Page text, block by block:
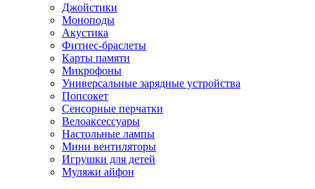
Джойстики
Моноподы
Акустика
Фитнес-браслеты
Карты памяти
Микрофоны
Универсальные зарядные устройства
Попсокет
Сенсорные перчатки
Велоаксессуары
Настольные лампы
Мини вентиляторы
Игрушки для детей
Муляжи айфон